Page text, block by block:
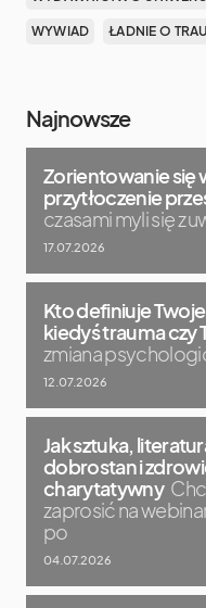
WYWIAD ŁADNIE O
Najnowsze
Zorientowanie się
przytłoczenie
czasami myli się z
17.07.2026
Kto definiuje
kiedyś trauma czy
zmiana
12.07.2026
Jak sztuka,
dobrostan i
charytatywny
zaprosić na
po
04.07.2026